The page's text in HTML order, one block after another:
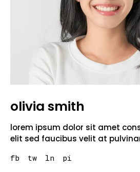
olivia smith
lorem ipsum dolor sit amet
elit sed faucibus velit at
fb tw ln pi